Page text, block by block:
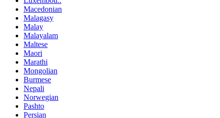
Macedonian
Malagasy
Malay
Malayalam
Maltese
Maori
Marathi
Mongolian
Burmese
Nepali
Norwegian
Pashto
Persian